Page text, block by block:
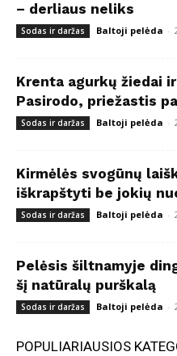
– derliaus neliks
Sodas ir daržas Baltoji pelėda -
Krenta agurkų žiedai
Pasirodo, priežastis
Sodas ir daržas Baltoji pelėda -
Kirmėlės svogūnų
iškrapštyti be jokių
Sodas ir daržas Baltoji pelėda -
Pelėsis šiltnamyje
šį natūralų purškalą
Sodas ir daržas Baltoji pelėda -
POPULIARIAUSIOS